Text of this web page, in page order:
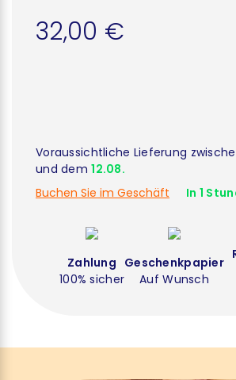
32,00 €
Voraussichtliche Lieferung
und dem12.08.
Buchen Sie im Geschäft
In 1
Zahlung
100% sicher
Geschenkpapier
Auf Wunsch